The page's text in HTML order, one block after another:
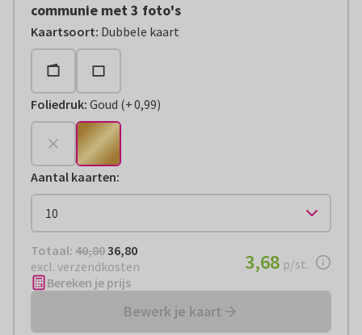
communie met 3 foto's
Kaartsoort: Dubbele kaart
Foliedruk: Goud (
+€ 0,99
+0,99)
Aantal kaarten:
Totaal: € 36,80
Totaal: 40,8036,80
excl. verzendkosten
€ 3,68per stuk
3,68 p/st.
Bereken je prijs
Bewerk je kaart